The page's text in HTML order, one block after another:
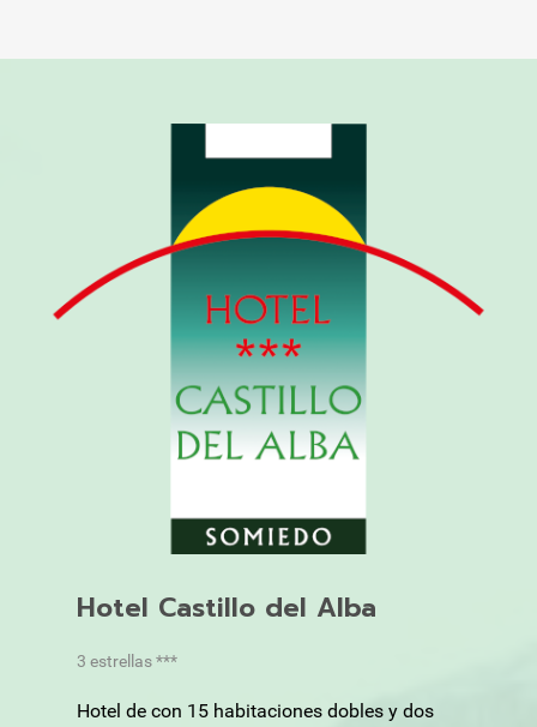
Hotel Castillo del Alba
3 estrellas ***
Hotel de con 15 habitaciones dobles y dos